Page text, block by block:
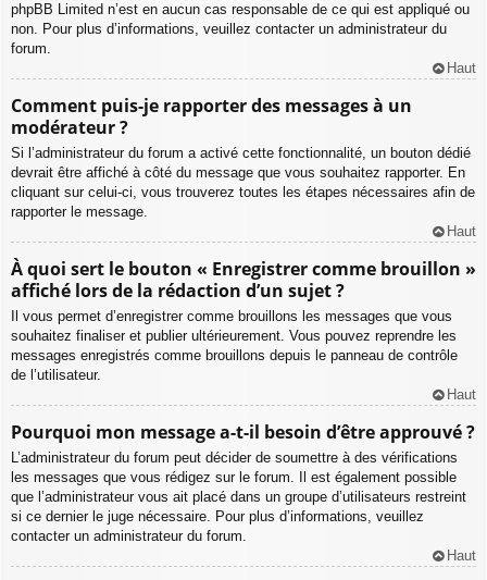
phpBB Limited n’est en aucun cas responsable de ce qui est appliqué ou
non. Pour plus d’informations, veuillez contacter un administrateur du
forum.
Haut
Comment puis-je rapporter des messages à un
modérateur ?
Si l’administrateur du forum a activé cette fonctionnalité, un bouton dédié
devrait être affiché à côté du message que vous souhaitez rapporter. En
cliquant sur celui-ci, vous trouverez toutes les étapes nécessaires afin de
rapporter le message.
Haut
À quoi sert le bouton « Enregistrer comme brouillon »
affiché lors de la rédaction d’un sujet ?
Il vous permet d’enregistrer comme brouillons les messages que vous
souhaitez finaliser et publier ultérieurement. Vous pouvez reprendre les
messages enregistrés comme brouillons depuis le panneau de contrôle
de l’utilisateur.
Haut
Pourquoi mon message a-t-il besoin d’être approuvé ?
L’administrateur du forum peut décider de soumettre à des vérifications
les messages que vous rédigez sur le forum. Il est également possible
que l’administrateur vous ait placé dans un groupe d’utilisateurs restreint
si ce dernier le juge nécessaire. Pour plus d’informations, veuillez
contacter un administrateur du forum.
Haut